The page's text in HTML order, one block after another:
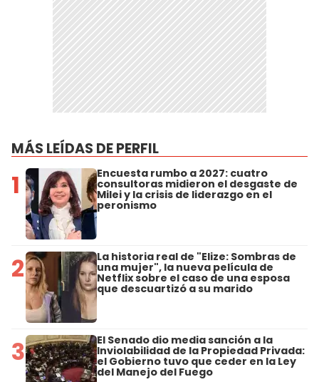
MÁS LEÍDAS DE PERFIL
1 Encuesta rumbo a 2027: cuatro
consultoras midieron el desgaste de
Milei y la crisis de liderazgo en el
peronismo
2 La historia real de "Elize: Sombras de
una mujer", la nueva película de
Netflix sobre el caso de una esposa
que descuartizó a su marido
3 El Senado dio media sanción a la
Inviolabilidad de la Propiedad Privada:
el Gobierno tuvo que ceder en la Ley
del Manejo del Fuego